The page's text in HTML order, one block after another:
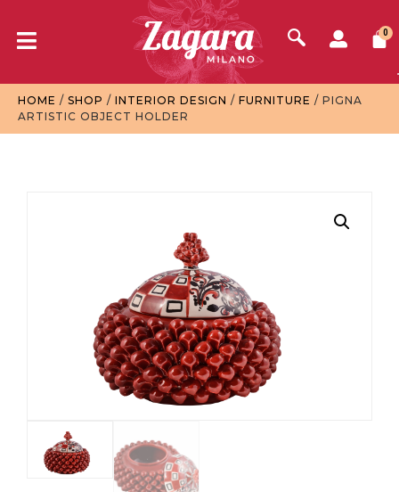
0
HOME / SHOP / INTERIOR DESIGN / FURNITURE / PIGNA
ARTISTIC OBJECT HOLDER